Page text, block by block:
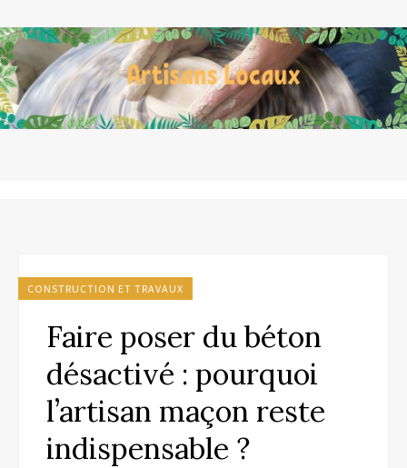
CONSTRUCTION ET TRAVAUX
Faire poser du béton
désactivé : pourquoi
l’artisan maçon reste
indispensable ?